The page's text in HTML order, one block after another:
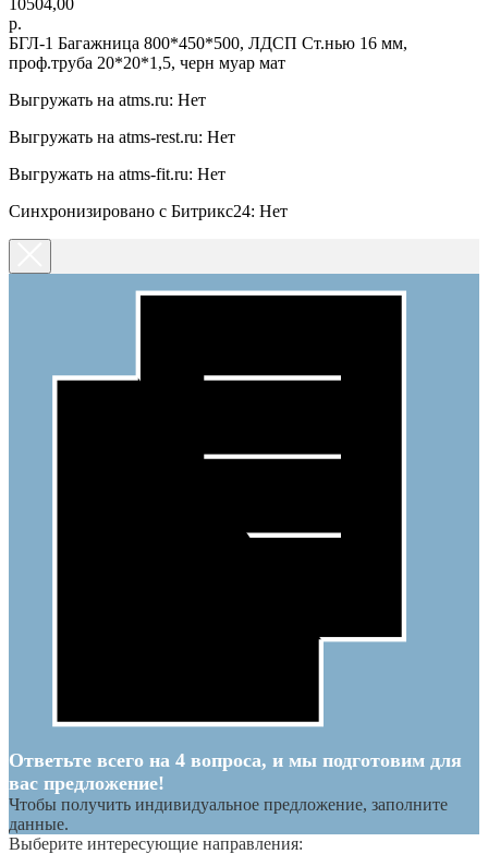
р.
БГЛ-1 Багажница 800*450*500, ЛДСП Ст.нью 16 мм,
проф.труба 20*20*1,5, черн муар мат
Выгружать на atms.ru: Нет
Выгружать на atms-rest.ru: Нет
Выгружать на atms-fit.ru: Нет
Синхронизировано с Битрикс24: Нет
Ответьте всего на 4 вопроса, и мы подготовим для
вас предложение!
Чтобы получить индивидуальное предложение, заполните
данные.
Выберите интересующие направления: